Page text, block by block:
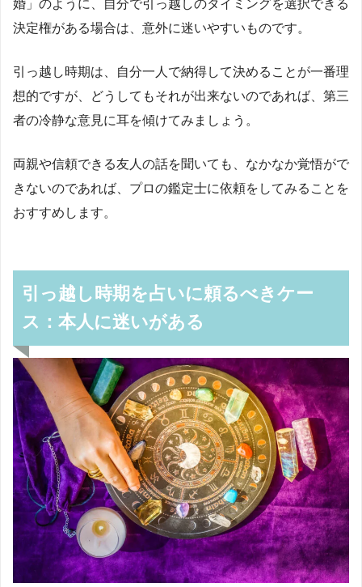
婚」のように、自分で引っ越しのタイミングを選択できる
決定権がある場合は、意外に迷いやすいものです。
引っ越し時期は、自分一人で納得して決めることが一番理
想的ですが、どうしてもそれが出来ないのであれば、第三
者の冷静な意見に耳を傾けてみましょう。
両親や信頼できる友人の話を聞いても、なかなか覚悟がで
きないのであれば、プロの鑑定士に依頼をしてみることを
おすすめします。
引っ越し時期を占いに頼るべきケー
ス：本人に迷いがある